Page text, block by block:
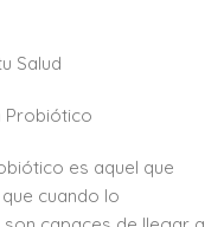
Salud
Probiótico
es aquel que
cuando lo